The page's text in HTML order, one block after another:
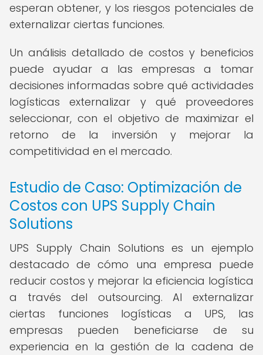
esperan obtener, y los riesgos potenciales de
externalizar ciertas funciones.
Un análisis detallado de costos y beneficios
puede ayudar a las empresas a tomar
decisiones informadas sobre qué actividades
logísticas externalizar y qué proveedores
seleccionar, con el objetivo de maximizar el
retorno de la inversión y mejorar la
competitividad en el mercado.
Estudio de Caso: Optimización de
Costos con UPS Supply Chain
Solutions
UPS Supply Chain Solutions es un ejemplo
destacado de cómo una empresa puede
reducir costos y mejorar la eficiencia logística
a través del outsourcing. Al externalizar
ciertas funciones logísticas a UPS, las
empresas pueden beneficiarse de su
experiencia en la gestión de la cadena de